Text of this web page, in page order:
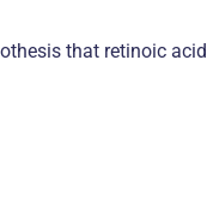
that retinoic